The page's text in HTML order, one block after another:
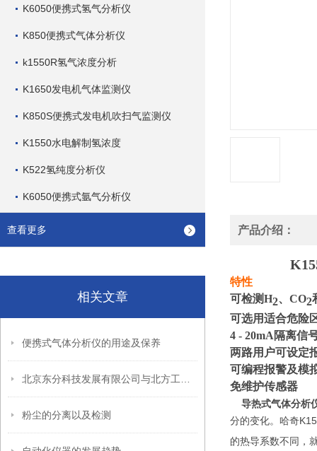
K6050便携式氢气分析仪
K850便携式气体分析仪
k1550R氢气浓度分析
K1650发电机气体监测仪
K850S便携式发电机吹扫气监测仪
K1550水电解制氢浓度
K522氢纯度分析仪
K6050便携式氩气分析仪
查看更多
相关文章
便携式气体分析仪的用途及保养
粉尘的分离以及检测
产品介绍：
K1550
特性
可检测H2、CO2
可选用适合危险
4 - 20mA隔离信
两路用户可设定
可编程报警及模
免维护传感器
导热式气体分析
分的变化。哈奇
的热导系数不同，